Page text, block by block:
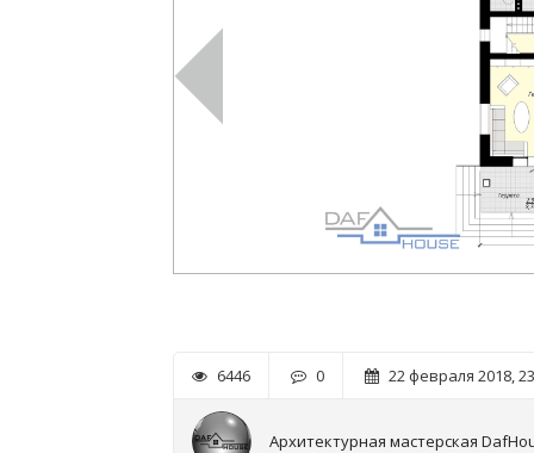
6446 0 22 февраля 2018,
Архитектурная мастерская